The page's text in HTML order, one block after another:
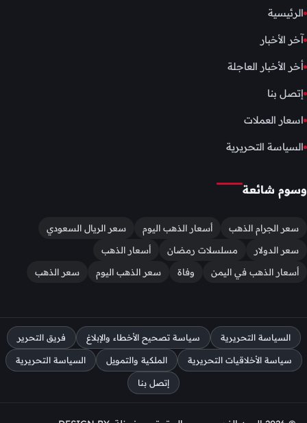
الرئيسية
آخر الأخبار
أخر الأخبار العاجلة
إتصل بنا
اسعار العملات
السياسة التحريرية
وسوم شائعة
سعر الجرام الذهب أسعار الذهب اليوم
سعر الريال السعودي
سعر الدولار
مسلسلات رمضان
أسعار الذهب
أسعار الذهب في اليمن
وفاة سعر الذهب اليوم سعر الذهب
السياسة التحريرية سياسة تصحيح الأخطاء والإبلاغ فريق التحرير
سياسة الأخلاقيات التحريرية الملكية والتمويل السياسة التحريرية
إتصل بنا